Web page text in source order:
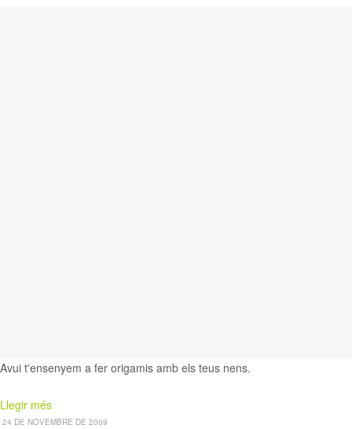
Avui t'ensenyem a fer origamis amb els teus nens.
Llegir mésDetails
24 DE NOVEMBRE DE 2009